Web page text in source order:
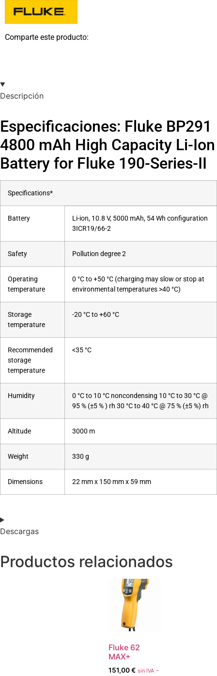
Comparte este producto:
Descripción
Especificaciones: Fluke BP291
4800 mAh High Capacity Li-Ion
Battery for Fluke 190-Series-II
Specifications*
Battery
Li-ion, 10.8 V, 5000 mAh, 54 Wh configuration
3ICR19/66-2
Safety Pollution degree 2
Operating
temperature
0 °C to +50 °C (charging may slow or stop at
environmental temperatures >40 °C)
Storage
temperature
-20 °C to +60 °C
Recommended
storage
temperature
<35 °C
Humidity
0 °C to 10 °C noncondensing 10 °C to 30 °C @
95 % (±5 % ) rh 30 °C to 40 °C @ 75 % (±5 %) rh
Altitude 3000 m
Weight 330 g
Dimensions 22 mm x 150 mm x 59 mm
Descargas
Productos relacionados
Fluke 62
MAX+
151,00€ sin IVA -